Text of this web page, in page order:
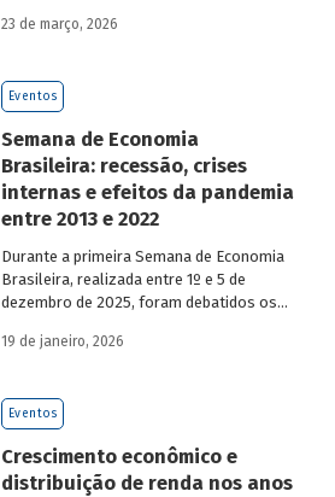
durante esse período e as mudanças
23 de março, 2026
Eventos
Semana de Economia
Brasileira: recessão, crises
internas e efeitos da pandemia
entre 2013 e 2022
Durante a primeira Semana de Economia
Brasileira, realizada entre 1º e 5 de
dezembro de 2025, foram debatidos os
economia do país nos últimos 40 anos,
economistas renomados.
19 de janeiro, 2026
Eventos
Crescimento econômico e
distribuição de renda nos anos